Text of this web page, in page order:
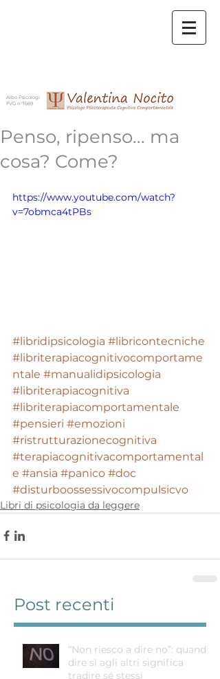
Albo Psicologi
FVG n°1669
Penso, ripenso... ma
cosa? Come?
https://www.youtube.com/watch?
v=7obmca4tPBs
#libridipsicologia #libricontecniche
#libriterapiacognitivocomportame
ntale #manualidipsicologia
#libriterapiacognitiva
#libriterapiacomportamentale
#pensieri #emozioni
#ristrutturazionecognitiva
#terapiacognitivacomportamental
e #ansia #panico #doc
#disturboossessivocompulsicvo
Libri di psicologia da leggere
Post recenti
“Non riesco a dire no”: quando
dire sì agli altri significa
tradire sé stessi